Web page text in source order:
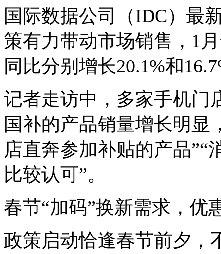
国际数据公司（IDC）最
策有力带动市场销售，1
同比分别增长20.1%和
记者走访中，多家手机门
国补的产品销量增长明显
店直奔参加补贴的产品”“
比较认可”。
春节“加码”换新需求，
政策启动恰逢春节前夕，